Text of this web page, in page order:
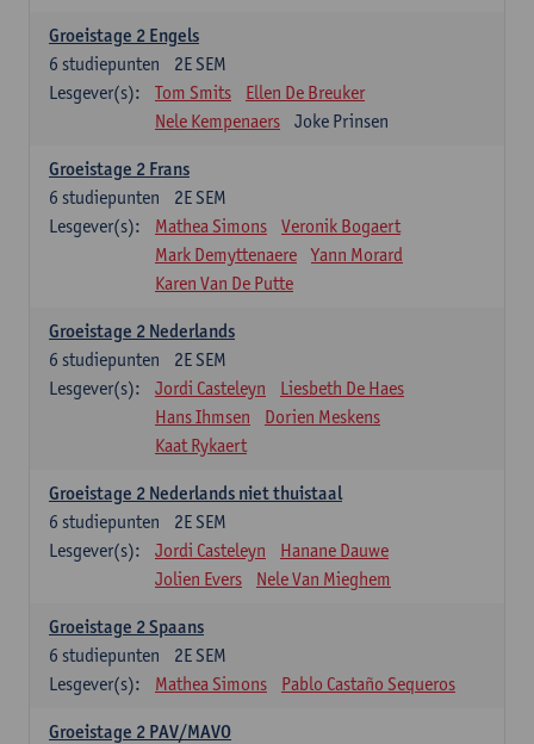
Groeistage 2 Engels
2E SEM
6 studiepunten
Lesgever(s):
Tom Smits
Ellen De Breuker
Nele Kempenaers
Joke Prinsen
Groeistage 2 Frans
2E SEM
6 studiepunten
Lesgever(s):
Mathea Simons
Veronik Bogaert
Mark Demyttenaere
Yann Morard
Karen Van De Putte
Groeistage 2 Nederlands
2E SEM
6 studiepunten
Lesgever(s):
Jordi Casteleyn
Liesbeth De Haes
Hans Ihmsen
Dorien Meskens
Kaat Rykaert
Groeistage 2 Nederlands niet thuistaal
2E SEM
6 studiepunten
Lesgever(s):
Jordi Casteleyn
Hanane Dauwe
Jolien Evers
Nele Van Mieghem
Groeistage 2 Spaans
2E SEM
6 studiepunten
Lesgever(s):
Mathea Simons Pablo Castaño Sequeros
Groeistage 2 PAV/MAVO